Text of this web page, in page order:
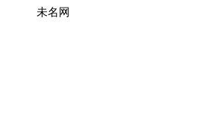
名网